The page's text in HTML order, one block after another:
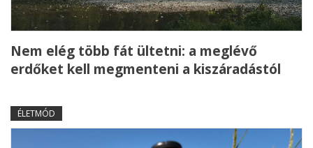
Nem elég több fát ültetni: a meglévő
erdőket kell megmenteni a kiszáradástól
ÉLETMÓD